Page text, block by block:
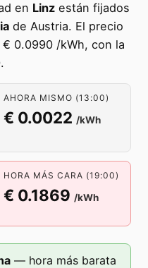
en Linz están fijados
de Austria. El precio
0.0990 /kWh, con la
AHORA MISMO (13:00)
€ 0.0022 /kWh
HORA MÁS CARA (19:00)
€ 0.1869 /kWh
— hora más barata